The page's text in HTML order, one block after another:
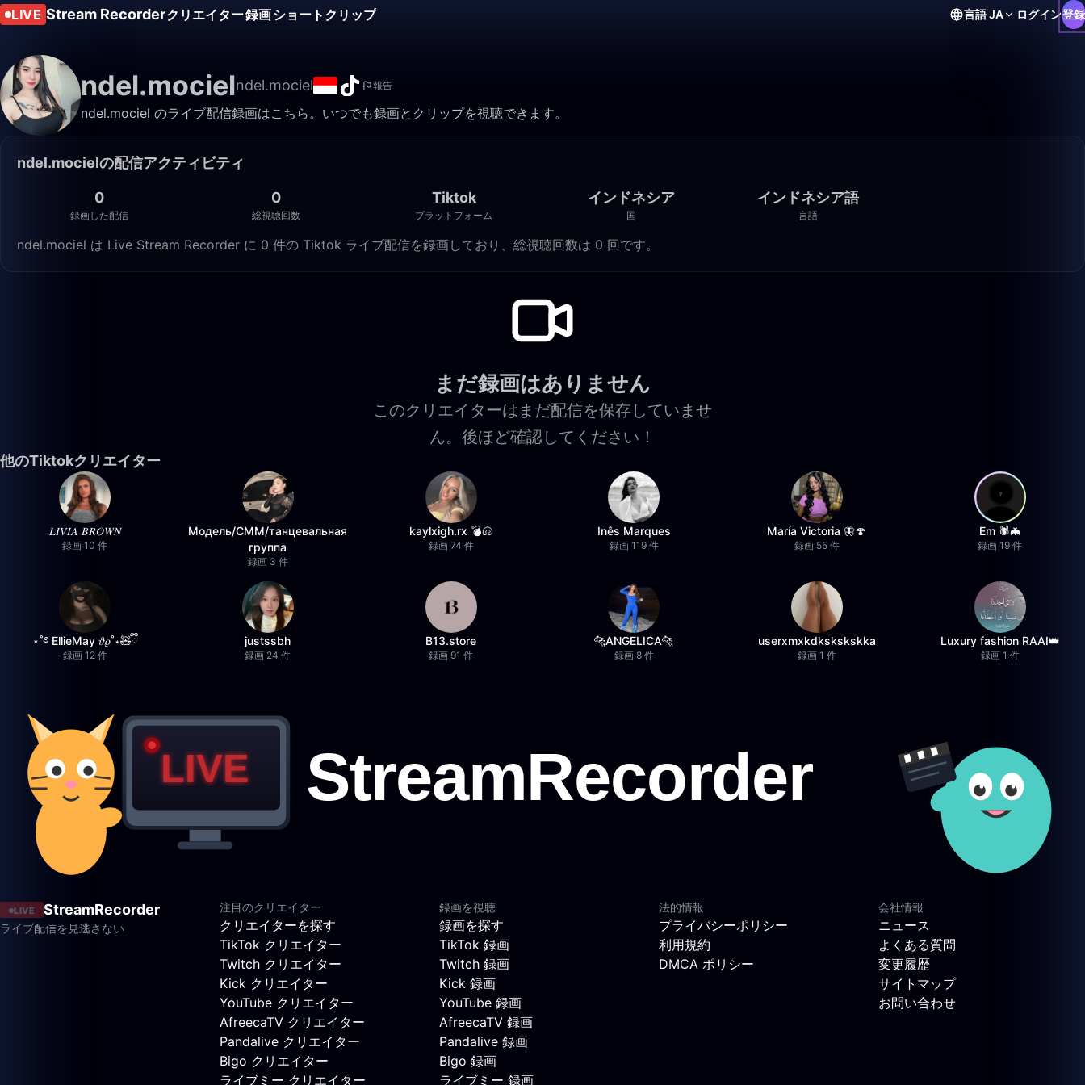
LIVE Stream Recorderクリエイター録画ショートクリップ 言語JA ログイン登録
ndel.mocielndel.mociel 報告
ndel.mociel のライブ配信録画はこちら。いつでも録画とクリップを視聴できます。
ndel.mocielの配信アクティビティ
0
録画した配信
0
総視聴回数
Tiktok
プラットフォーム
インドネシア
国
インドネシア語
言語
ndel.mociel は Live Stream Recorder に 0 件の Tiktok ライブ配信を録画しており、総視聴回数は 0 回です。
まだ録画はありません
このクリエイターはまだ配信を保存していませ
ん。後ほど確認してください！
他のTiktokクリエイター
𝐿𝐼𝑉𝐼𝐴 𝐵𝑅𝑂𝑊𝑁
録画 10 件
Модель/СММ/танцевальная
группа
録画 3 件
kaylxigh.rx 💣🐚
録画 74 件
Inês Marques
録画 119 件
María Victoria 🦋🍄
録画 55 件
Em 🕷️🦇
録画 19 件
⋆˚࿔ EllieMay 𝜗𝜚˚⋆🧸ྀི
録画 12 件
justssbh
録画 24 件
B13.store
録画 91 件
🐆ANGELICA🐆
録画 8 件
userxmxkdkskskskka
録画 1 件
Luxury fashion RAAI👑
録画 1 件
LIVE StreamRecorder
ライブ配信を見逃さない
注目のクリエイター
クリエイターを探す
TikTok クリエイター
Twitch クリエイター
Kick クリエイター
YouTube クリエイター
AfreecaTV クリエイター
Pandalive クリエイター
Bigo クリエイター
ライブミー クリエイター
録画を視聴
録画を探す
TikTok 録画
Twitch 録画
Kick 録画
YouTube 録画
AfreecaTV 録画
Pandalive 録画
Bigo 録画
ライブミー 録画
法的情報
プライバシーポリシー
利用規約
DMCA ポリシー
会社情報
ニュース
よくある質問
変更履歴
サイトマップ
お問い合わせ